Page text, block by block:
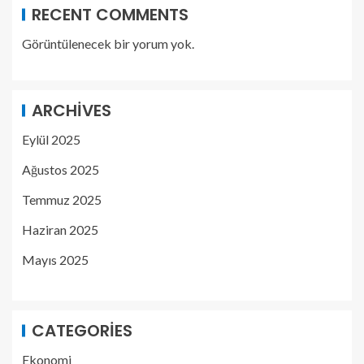
RECENT COMMENTS
Görüntülenecek bir yorum yok.
ARCHIVES
Eylül 2025
Ağustos 2025
Temmuz 2025
Haziran 2025
Mayıs 2025
CATEGORIES
Ekonomi